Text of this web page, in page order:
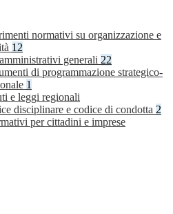
normativi su organizzazione e
12
generali 22
di programmazione strategico-
1
e leggi regionali
disciplinare e codice di condotta 2
per cittadini e imprese